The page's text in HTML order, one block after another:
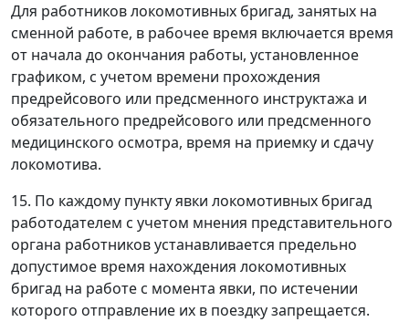
Для работников локомотивных бригад, занятых на
сменной работе, в рабочее время включается время
от начала до окончания работы, установленное
графиком, с учетом времени прохождения
предрейсового или предсменного инструктажа и
обязательного предрейсового или предсменного
медицинского осмотра, время на приемку и сдачу
локомотива.
15. По каждому пункту явки локомотивных бригад
работодателем с учетом мнения представительного
органа работников устанавливается предельно
допустимое время нахождения локомотивных
бригад на работе с момента явки, по истечении
которого отправление их в поездку запрещается.